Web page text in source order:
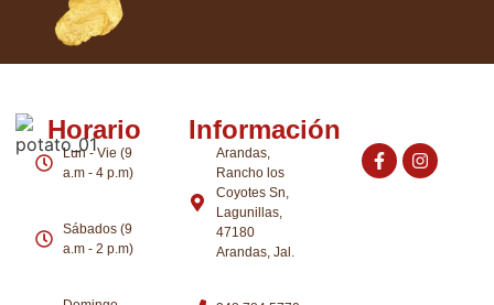
Horario
Lun - Vie (9
a.m - 4 p.m)
Sábados (9
a.m - 2 p.m)
Información
Arandas,
Rancho los
Coyotes Sn,
Lagunillas,
47180
Arandas, Jal.